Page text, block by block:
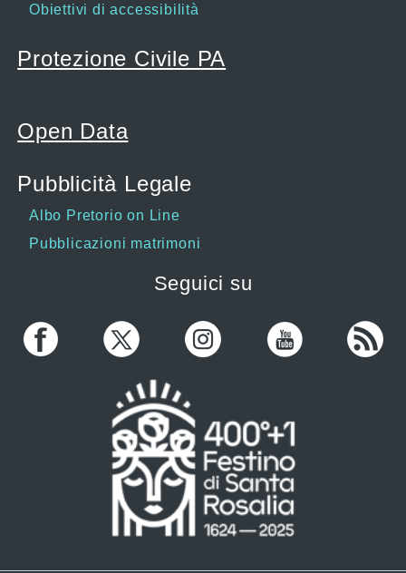
Obiettivi di accessibilità
Protezione Civile PA
Open Data
Pubblicità Legale
Albo Pretorio on Line
Pubblicazioni matrimoni
Seguici su